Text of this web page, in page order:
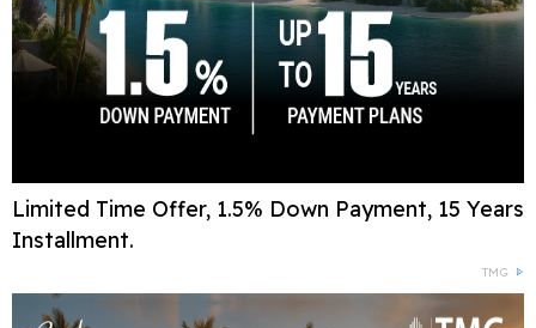
Limited Time Offer, 1.5% Down Payment, 15 Years
Installment.
TMG